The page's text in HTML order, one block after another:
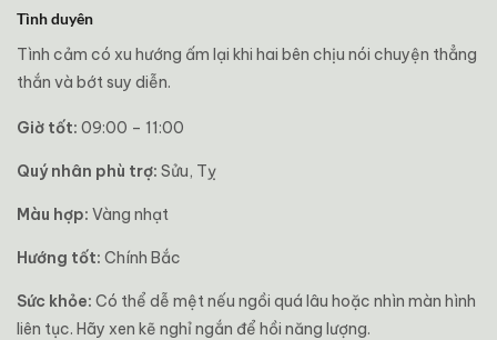
Tình duyên
Tình cảm có xu hướng ấm lại khi hai bên chịu nói chuyện thẳng
thắn và bớt suy diễn.
Giờ tốt: 09:00 – 11:00
Quý nhân phù trợ: Sửu, Tỵ
Màu hợp: Vàng nhạt
Hướng tốt: Chính Bắc
Sức khỏe: Có thể dễ mệt nếu ngồi quá lâu hoặc nhìn màn hình
liên tục. Hãy xen kẽ nghỉ ngắn để hồi năng lượng.